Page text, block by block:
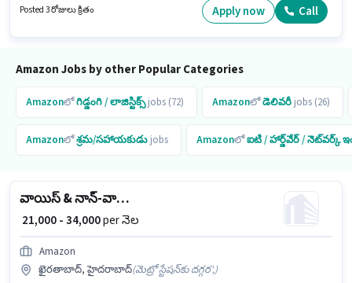
విభాగంలో ఇంటర్నేషనల్ బిపిఓ ఎగ్జిక్యూటివ్ ఉద్యోగానికి క్రియాశీలకంగా నియామకం
జరుగుతోంది. ఈ ఉద్యోగం Full Time / పార్ట్ టైమ్ ప్రాతిపదికపై, DAY shift మరియు
Posted 3 రోజులు క్రితం Apply now Call
Amazon Jobs by other Popular Categories
Amazonలోగిడ్డంగి / లాజిస్టిక్స్jobs (72) Amazonలోడెలివరీ jobs (26)
Amazonలోశ్రమ/సహాయకుడు jobs Amazonలోఐటి / హార్డ్‌వేర్ / నెట్‌వర్క్
వాయిస్ & నాన్-వాయిస్ కస్టమర్ సపోర్ట్ ఎగ్జిక్యూటివ్
₹ 21,000 - 34,000per నెల
Amazon
ఖైరతాబాద్, హైదరాబాద్(మెట్రో స్టేషన్‌కు దగ్గర',)